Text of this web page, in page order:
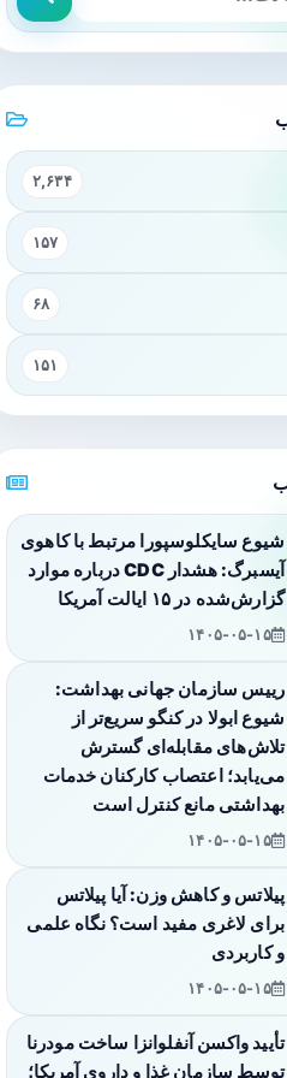
۲,۶۳۴
۱۵۷
۶۸
۱۵۱
شیوع سایکلوسپورا مرتبط با کاهوی
آیسبرگ: هشدار CDC درباره موارد
گزارش‌شده در ۱۵ ایالت آمریکا
۱۴۰۵-۰۵-۱۵
رییس سازمان جهانی بهداشت:
شیوع ابولا در کنگو سریع‌تر از
تلاش‌های مقابله‌ای گسترش
می‌یابد؛ اعتصاب کارکنان خدمات
بهداشتی مانع کنترل است
۱۴۰۵-۰۵-۱۵
پیلاتس و کاهش وزن: آیا پیلاتس
برای لاغری مفید است؟ نگاه علمی
و کاربردی
۱۴۰۵-۰۵-۱۵
تأیید واکسن آنفلوانزا ساخت مودرنا
توسط سازمان غذا و داروی آمریکا؛